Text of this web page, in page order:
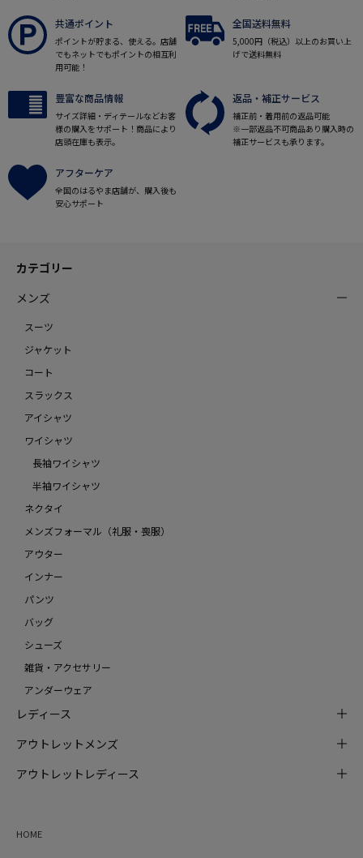
共通ポイント
ポイントが貯まる、使える。店舗
でもネットでもポイントの相互利
用可能！
全国送料無料
5,000円（税込）以上のお買い上
げで送料無料
豊富な商品情報
サイズ詳細・ディテールなどお客
様の購入をサポート！商品により
店頭在庫も表示。
返品・補正サービス
補正前・着用前の返品可能
※一部返品不可商品あり購入時の
補正サービスも承ります。
アフターケア
全国のはるやま店舗が、購入後も
安心サポート
カテゴリー
メンズ
スーツ
ジャケット
コート
スラックス
アイシャツ
ワイシャツ
長袖ワイシャツ
半袖ワイシャツ
ネクタイ
メンズフォーマル（礼服・喪服）
アウター
インナー
パンツ
バッグ
シューズ
雑貨・アクセサリー
アンダーウェア
レディース
アウトレットメンズ
アウトレットレディース
HOME